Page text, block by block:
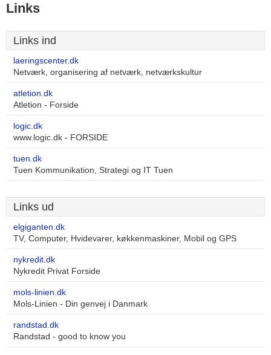
Links
Links ind
laeringscenter.dk
Netværk, organisering af netværk, netværkskultur
atletion.dk
Atletion - Forside
logic.dk
www.logic.dk - FORSIDE
tuen.dk
Tuen Kommunikation, Strategi og IT Tuen
Links ud
elgiganten.dk
TV, Computer, Hvidevarer, køkkenmaskiner, Mobil og GPS
nykredit.dk
Nykredit Privat Forside
mols-linien.dk
Mols-Linien - Din genvej i Danmark
randstad.dk
Randstad - good to know you